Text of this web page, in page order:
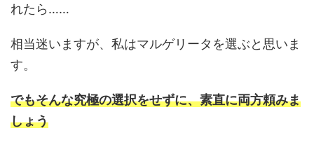
れたら……
相当迷いますが、私はマルゲリータを選ぶと思いま
す。
でもそんな究極の選択をせずに、素直に両方頼みま
しょう